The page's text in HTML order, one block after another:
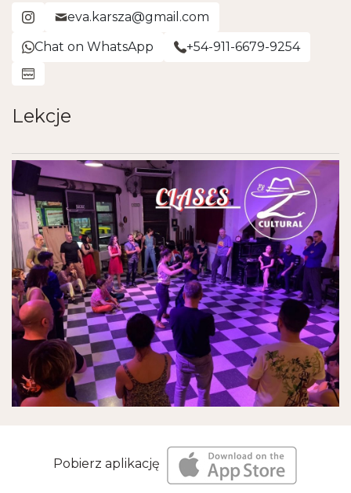
eva.karsza@gmail.com
Chat on WhatsApp
+54-911-6679-9254
Lekcje
Pobierz aplikację